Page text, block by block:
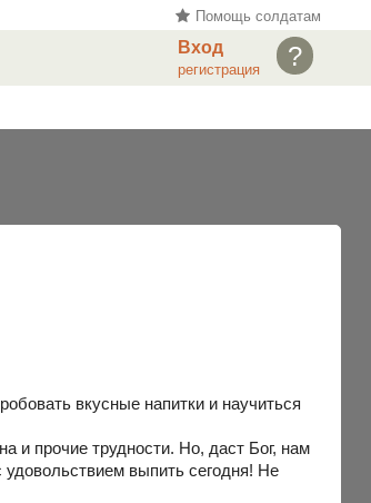
Помощь солдатам
?
Вход
регистрация
вкусные напитки и научиться
и прочие трудности. Но, даст Бог, нам
выпить сегодня! Не